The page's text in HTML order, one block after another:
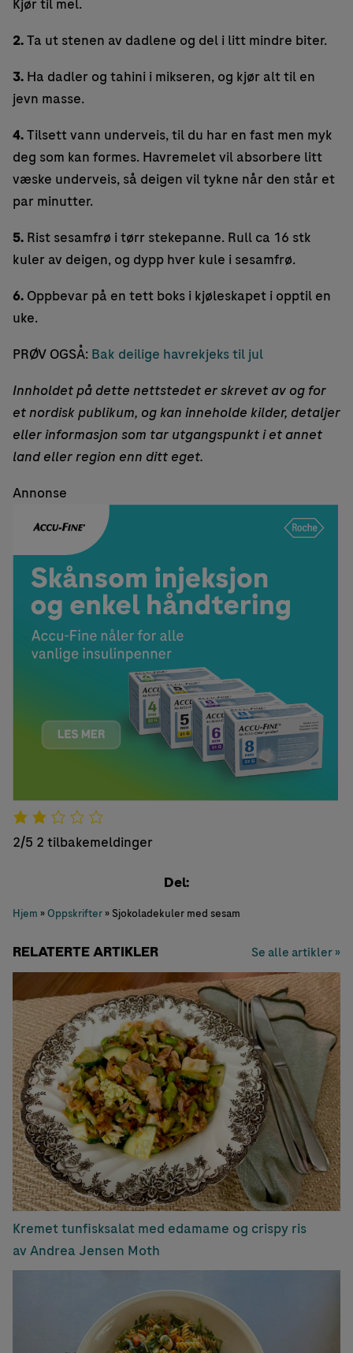
Kjør til mel.
2.Ta ut stenen av dadlene og del i litt mindre biter.
3. Ha dadler og tahini i mikseren, og kjør alt til en
jevn masse.
4.Tilsett vann underveis, til du har en fast men myk
deg som kan formes. Havremelet vil absorbere litt
væske underveis, så deigen vil tykne når den står et
par minutter.
5. Rist sesamfrø i tørr stekepanne. Rull ca 16 stk
kuler av deigen, og dypp hver kule i sesamfrø.
6. Oppbevar på en tett boks i kjøleskapet i opptil en
uke.
PRØV OGSÅ: Bak deilige havrekjeks til jul
Innholdet på dette nettstedet er skrevet av og for
et nordisk publikum, og kan inneholde kilder, detaljer
eller informasjon som tar utgangspunkt i et annet
land eller region enn ditt eget.
Annonse
2/5 2 tilbakemeldinger
Del:
Hjem »Oppskrifter» Sjokoladekuler med sesam
RELATERTE ARTIKLER Se alle artikler »
Kremet tunfisksalat med edamame og crispy ris
av Andrea Jensen Moth